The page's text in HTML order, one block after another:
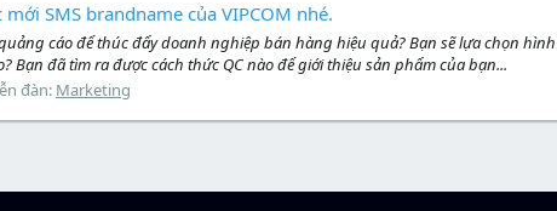
SMS brandname của VIPCOM nhé.
cáo để thúc đẩy doanh nghiệp bán hàng hiệu quả? Bạn sẽ lựa chọn
Bạn đã tìm ra được cách thức QC nào để giới thiệu sản phẩm của bạn...
đàn: Marketing